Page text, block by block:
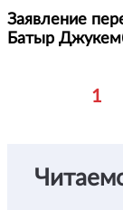
Заявление
Батыр
1